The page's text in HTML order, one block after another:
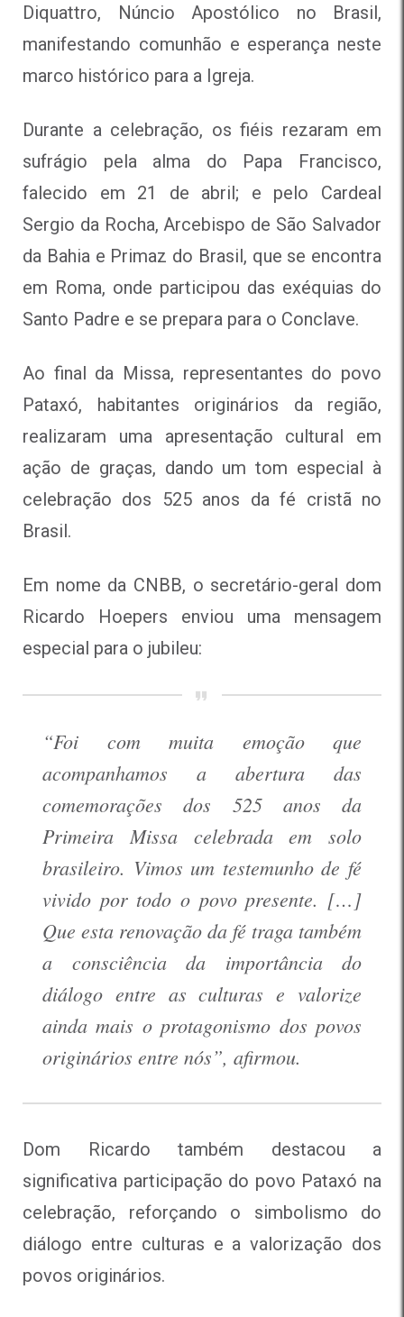
Diquattro, Núncio Apostólico no Brasil,
manifestando comunhão e esperança neste
marco histórico para a Igreja.
Durante a celebração, os fiéis rezaram em
sufrágio pela alma do Papa Francisco,
falecido em 21 de abril; e pelo Cardeal
Sergio da Rocha, Arcebispo de São Salvador
da Bahia e Primaz do Brasil, que se encontra
em Roma, onde participou das exéquias do
Santo Padre e se prepara para o Conclave.
Ao final da Missa, representantes do povo
Pataxó, habitantes originários da região,
realizaram uma apresentação cultural em
ação de graças, dando um tom especial à
celebração dos 525 anos da fé cristã no
Brasil.
Em nome da CNBB, o secretário-geral dom
Ricardo Hoepers enviou uma mensagem
especial para o jubileu:
“Foi com muita emoção que
acompanhamos a abertura das
comemorações dos 525 anos da
Primeira Missa celebrada em solo
brasileiro. Vimos um testemunho de fé
vivido por todo o povo presente. […]
Que esta renovação da fé traga também
a consciência da importância do
diálogo entre as culturas e valorize
ainda mais o protagonismo dos povos
originários entre nós”, afirmou.
Dom Ricardo também destacou a
significativa participação do povo Pataxó na
celebração, reforçando o simbolismo do
diálogo entre culturas e a valorização dos
povos originários.